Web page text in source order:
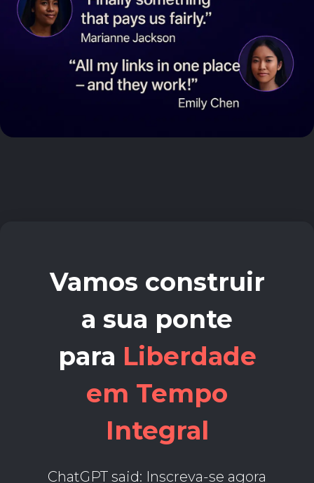
Vamos construir
a sua ponte​
para Liberdade
em Tempo
Integral
ChatGPT said: Inscreva-se agora